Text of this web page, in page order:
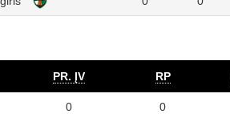
PR. ĮV RP
0 0